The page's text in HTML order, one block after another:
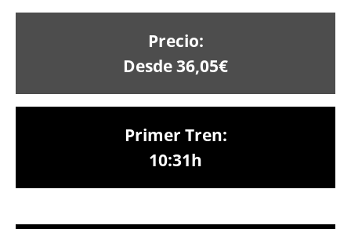
Precio:
Desde 36,05€
Primer Tren:
10:31h